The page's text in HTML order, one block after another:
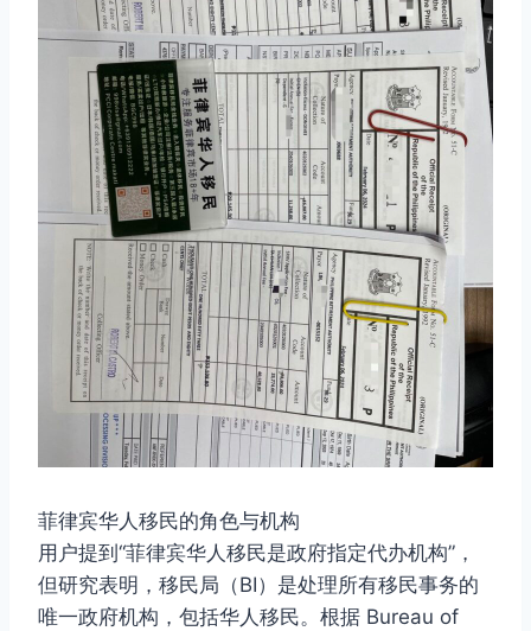
菲律宾华人移民的角色与机构
用户提到“菲律宾华人移民是政府指定代办机构”，
但研究表明，移民局（BI）是处理所有移民事务的
唯一政府机构，包括华人移民。根据 Bureau of